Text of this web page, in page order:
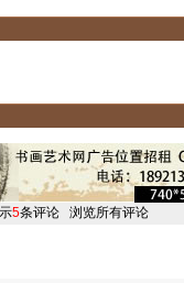
5条评论 浏览所有评论